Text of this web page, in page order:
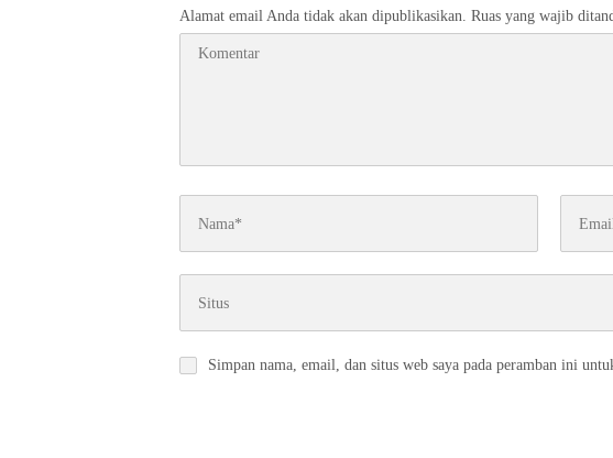
Alamat email Anda tidak akan dipublikasikan. Ruas yang wajib
Simpan nama, email, dan situs web saya pada peramban ini